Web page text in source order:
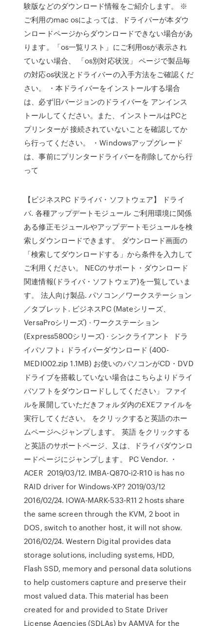
験版などのダウンロード情報をご紹介します。 ※
ご利用のmac osによっては、ドライバーが本ダウ
ンロードページからダウンロードできない場合があ
ります。「os一覧リスト」にご利用osが表示され
ていない場合、 「os別対応状況」 ページで製品毎
の対応os状況とドライバーの入手方法をご確認くだ
さい。 ・本ドライバーをインストールする場合
は、必ず旧バージョンのドライバーを アンインス
トールしてください。また、インストールはPCと
プリンターが 接続されていないことを確認してか
ら行ってください。 ・Windowsアップグレード
は、事前にプリンタードライバーを削除してから行
って
【ビジネスPC ドライバ・ソフトウェア】 ドライ
バ. 各種アップデートモジュール ご利用環境に関係
ある修正モジュールやアップデートモジュールを検
索しダウンロードできます。 ダウンロード画面の
「検索してダウンロードする」から条件を入力して
ご利用ください。 NECのサポート・ダウンロード
関連情報(ドライバ・ソフトウェア)を一覧していま
す。 法人向け製品. パソコン／ワークステーション
／タブレット. ビジネスPC (Mateシリーズ、
VersaProシリーズ) · ワークステーション
(Express5800シリーズ) · シンクライアント ドラ
イバソフト↓ ドライバーダウンロード (400-
MEDI002.zip 1.1MB) お使いのパソコンがCD・DVD
ドライブを搭載していない場合はこちらよりドライ
バソフトをダウンロードししてください」 ファイ
ルを展開していただきフォルダ内のEXEファイルを
実行してください。 をクリックすると英語のホー
ムページへジャンプします。 英語 をクリックする
と英語のサポートページ、又は、ドライバダウンロ
ードページにジャンプします。 PC Vendor. ・
ACER 2019/03/12. IMBA-Q870-i2-R10 is has no
RAID driver for Windows-XP? 2019/03/12
2016/02/24. IOWA-MARK-533-R11 2 hosts share
the same screen through the KVM, 2 boot in
DOS, switch to another host, it will not show.
2016/02/24. Western Digital provides data
storage solutions, including systems, HDD,
Flash SSD, memory and personal data solutions
to help customers capture and preserve their
most valued data. This material has been
created for and provided to State Driver
License Agencies (SDLAs) by AAMVA for the